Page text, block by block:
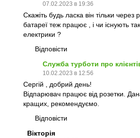
07.02.2023 в 19:36
Скажіть будь ласка він тільки
батареї теж працює , і чи існують
електрики ?
Відповісти
Служба турботи про
10.02.2023 в 12:56
Сергій , добрий день!
Відпарювач працює від розетки.
кращих, рекомендуємо.
Відповісти
Вікторія